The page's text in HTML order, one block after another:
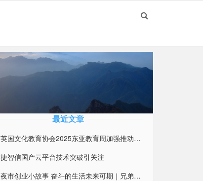
最近文章
英国文化教育协会2025东亚教育周加强推动英国与东亚高等教育合作伙伴关系
捷智信国产云平台技术突破引关注
夜市创业小故事 奋斗的生活未来可期｜兄弟合伙摆摊 开启创业之路